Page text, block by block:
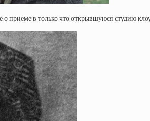
приеме в только что открывшуюся студию